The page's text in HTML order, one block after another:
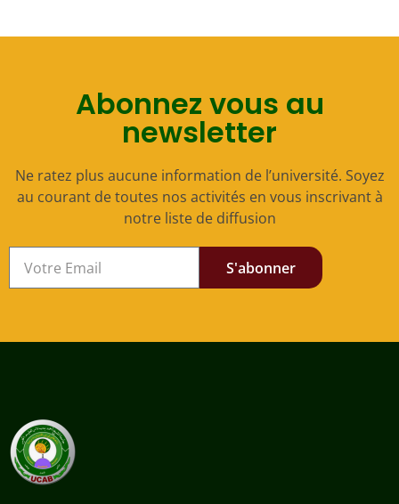
Abonnez vous au
newsletter
Ne ratez plus aucune information de l’université. Soyez
au courant de toutes nos activités en vous inscrivant à
notre liste de diffusion
S'abonner